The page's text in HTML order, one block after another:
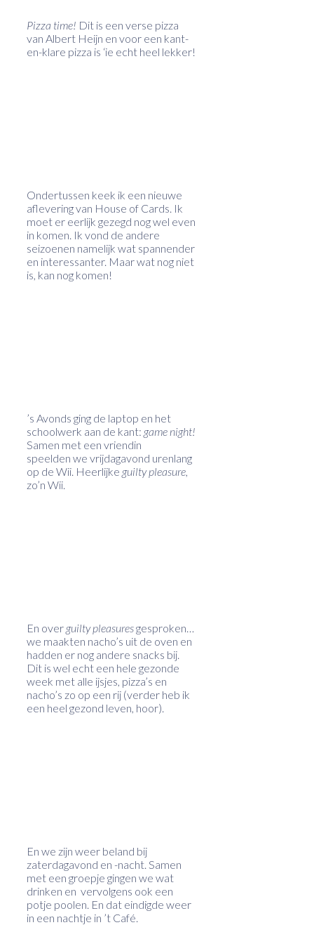
Pizza time! Dit is een verse pizza
van Albert Heijn en voor een kant-
en-klare pizza is ‘ie echt heel lekker!
Ondertussen keek ik een nieuwe
aflevering van House of Cards. Ik
moet er eerlijk gezegd nog wel even
in komen. Ik vond de andere
seizoenen namelijk wat spannender
en interessanter. Maar wat nog niet
is, kan nog komen!
’s Avonds ging de laptop en het
schoolwerk aan de kant: game night!
Samen met een vriendin
speelden we vrijdagavond urenlang
op de Wii. Heerlijke guilty pleasure,
zo’n Wii.
En over guilty pleasuresgesproken…
we maakten nacho’s uit de oven en
hadden er nog andere snacks bij.
Dit is wel echt een hele gezonde
week met alle ijsjes, pizza’s en
nacho’s zo op een rij (verder heb ik
een heel gezond leven, hoor).
En we zijn weer beland bij
zaterdagavond en -nacht. Samen
met een groepje gingen we wat
drinken en vervolgens ook een
potje poolen. En dat eindigde weer
in een nachtje in ’t Café.